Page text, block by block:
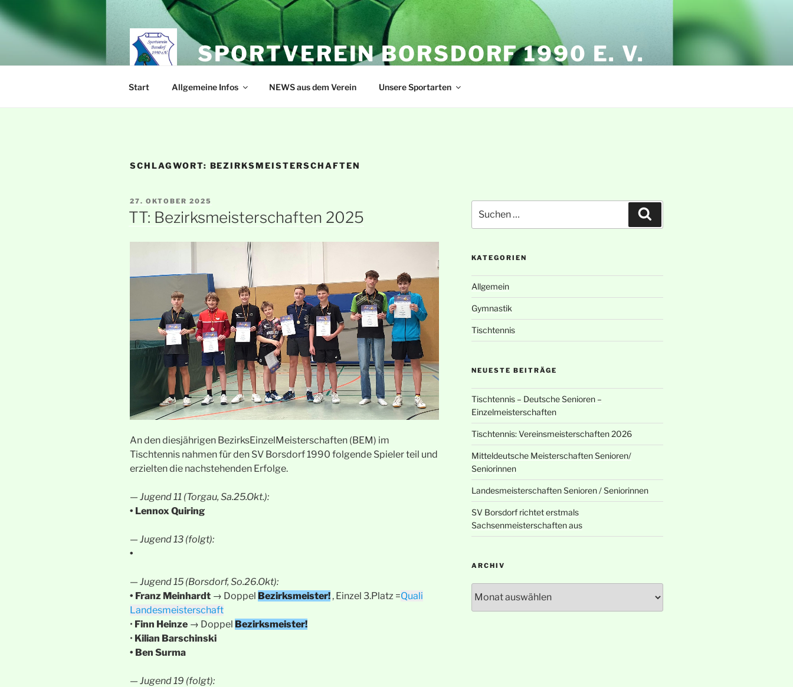
Zum
Inhalt
springen
SPORTVEREIN BORSDORF 1990 E. V.
Start Allgemeine Infos NEWS aus dem Verein Unsere Sportarten
SCHLAGWORT: BEZIRKSMEISTERSCHAFTEN
VERÖFFENTLICHT
AM
27. OKTOBER 2025
TT: Bezirksmeisterschaften 2025
An den diesjährigen BezirksEinzelMeisterschaften (BEM) im
Tischtennis nahmen für den SV Borsdorf 1990 folgende Spieler teil und
erzielten die nachstehenden Erfolge.
— Jugend 11 (Torgau, Sa.25.Okt.):
• Lennox Quiring
— Jugend 13 (folgt):
•
— Jugend 15 (Borsdorf, So.26.Okt):
• Franz Meinhardt → Doppel Bezirksmeister! , Einzel 3.Platz =Quali
Landesmeisterschaft
• Finn Heinze → Doppel Bezirksmeister!
• Kilian Barschinski
• Ben Surma
— Jugend 19 (folgt):
nach:
KATEGORIEN
Allgemein
Gymnastik
Tischtennis
NEUESTE BEITRÄGE
Tischtennis – Deutsche Senioren –
Einzelmeisterschaften
Tischtennis: Vereinsmeisterschaften 2026
Mitteldeutsche Meisterschaften Senioren/
Seniorinnen
Landesmeisterschaften Senioren / Seniorinnen
SV Borsdorf richtet erstmals
Sachsenmeisterschaften aus
ARCHIV